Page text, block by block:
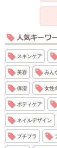
スキンケア
美容 みん
保湿 女性
ボディケア
ネイルデザイン
プチプラ